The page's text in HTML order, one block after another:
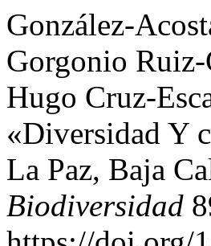
González-
Gorgonio Ruiz-
Hugo Cruz-
«Diversidad Y
La Paz, Baja
Biodiversidad